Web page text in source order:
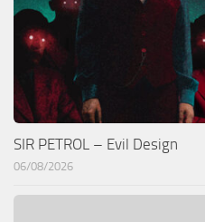
SIR PETROL – Evil Design
06/08/2026